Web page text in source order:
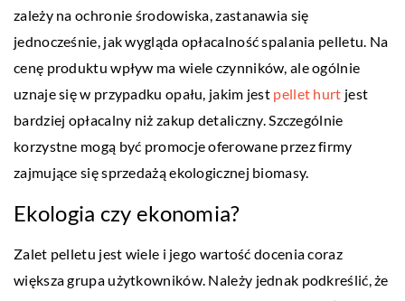
zależy na ochronie środowiska, zastanawia się
jednocześnie, jak wygląda opłacalność spalania pelletu. Na
cenę produktu wpływ ma wiele czynników, ale ogólnie
uznaje się w przypadku opału, jakim jest pellet hurt jest
bardziej opłacalny niż zakup detaliczny. Szczególnie
korzystne mogą być promocje oferowane przez firmy
zajmujące się sprzedażą ekologicznej biomasy.
Ekologia czy ekonomia?
Zalet pelletu jest wiele i jego wartość docenia coraz
większa grupa użytkowników. Należy jednak podkreślić, że